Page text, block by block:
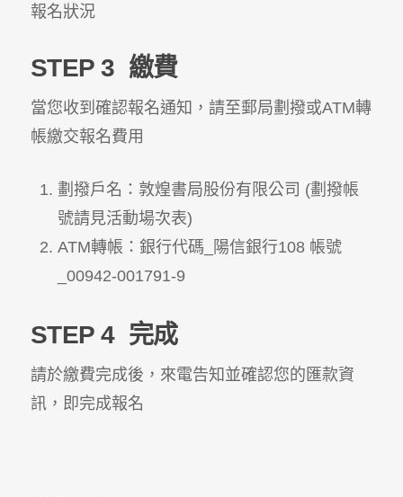
報名狀況
STEP 3 繳費
當您收到確認報名通知，請至郵局劃撥或ATM轉
帳繳交報名費用
劃撥戶名：敦煌書局股份有限公司 (劃撥帳
號請見活動場次表)
ATM轉帳：銀行代碼_陽信銀行108 帳號
_00942-001791-9
STEP 4 完成
請於繳費完成後，來電告知並確認您的匯款資
訊，即完成報名